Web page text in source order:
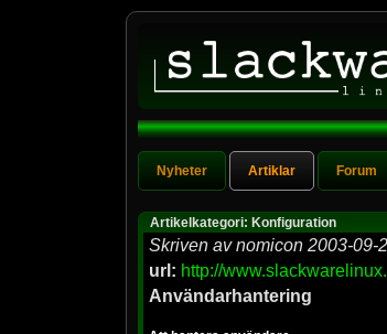
Nyheter Artiklar Forum
Artikelkategori: Konfiguration
Skriven av nomicon 2003-09-
url: http://
Användarhantering